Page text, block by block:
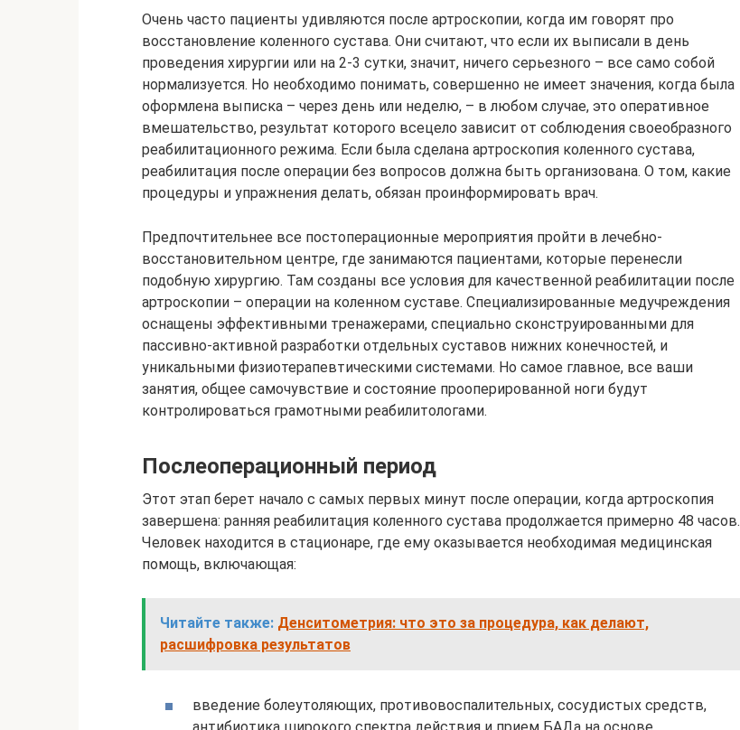
Очень часто пациенты удивляются после артроскопии, когда им говорят про
восстановление коленного сустава. Они считают, что если их выписали в день
проведения хирургии или на 2-3 сутки, значит, ничего серьезного – все само собой
нормализуется. Но необходимо понимать, совершенно не имеет значения, когда была
оформлена выписка – через день или неделю, – в любом случае, это оперативное
вмешательство, результат которого всецело зависит от соблюдения своеобразного
реабилитационного режима. Если была сделана артроскопия коленного сустава,
реабилитация после операции без вопросов должна быть организована. О том, какие
процедуры и упражнения делать, обязан проинформировать врач.
Предпочтительнее все постоперационные мероприятия пройти в лечебно-
восстановительном центре, где занимаются пациентами, которые перенесли
подобную хирургию. Там созданы все условия для качественной реабилитации после
артроскопии – операции на коленном суставе. Специализированные медучреждения
оснащены эффективными тренажерами, специально сконструированными для
пассивно-активной разработки отдельных суставов нижних конечностей, и
уникальными физиотерапевтическими системами. Но самое главное, все ваши
занятия, общее самочувствие и состояние прооперированной ноги будут
контролироваться грамотными реабилитологами.
Послеоперационный период
Этот этап берет начало с самых первых минут после операции, когда артроскопия
завершена: ранняя реабилитация коленного сустава продолжается примерно 48 часов.
Человек находится в стационаре, где ему оказывается необходимая медицинская
помощь, включающая:
Читайте также: Денситометрия: что это за процедура, как делают,
расшифровка результатов
введение болеутоляющих, противовоспалительных, сосудистых средств,